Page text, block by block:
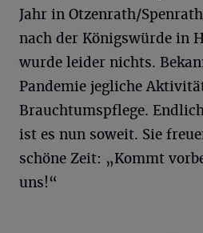
Jahr in Otzenrath/
nach der Königswürde in
wurde leider nichts.
Pandemie jegliche
Brauchtumspflege.
ist es nun soweit. Sie
schöne Zeit: „Kommt
uns!“